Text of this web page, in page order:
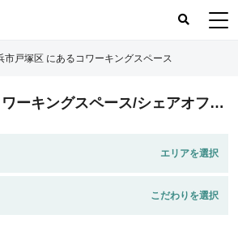
市戸塚区 にあるコワーキングスペース
横浜市戸塚区のコワーキングスペース/シェアオフィス